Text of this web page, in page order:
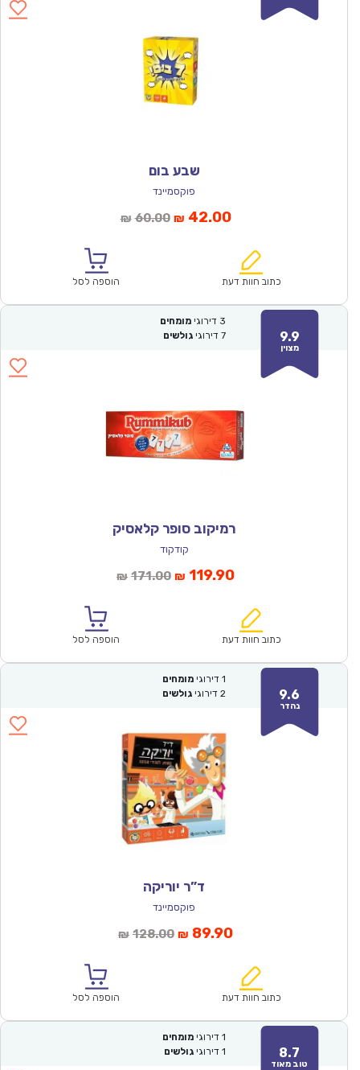
שבע בום
פוקסמיינד
₪ 60.00המחיר
₪60.00.
₪ 42.00המחיר
הוא:
כתוב חוות דעת הוספה לסל
9.9
מצוין
3 דירוגי מומחים
7 דירוגי גולשים
רמיקוב סופר קלאסיק
קודקוד
₪ 171.00המחיר
₪171.00.
₪ 119.90המחיר
הוא:
כתוב חוות דעת הוספה לסל
9.6
נהדר
1 דירוגי מומחים
2 דירוגי גולשים
ד”ר יוריקה
פוקסמיינד
₪ 128.00המחיר
₪128.00.
₪ 89.90המחיר
הוא:
כתוב חוות דעת הוספה לסל
8.7
טוב מאוד
1 דירוגי מומחים
1 דירוגי גולשים